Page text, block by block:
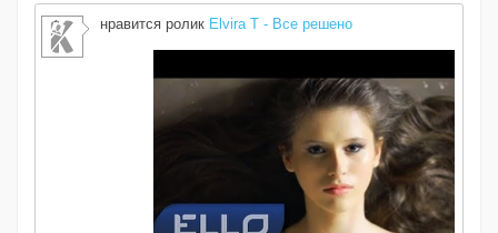
нравится ролик Elvira T - Все решено